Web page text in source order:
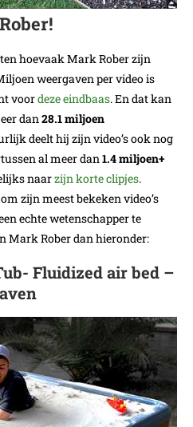
hoevaak Mark Rober zijn
weergaven per video is
voordeze eindbaas. En dat kan
dan28.1 miljoen
deelt hij zijn video’s ook nog
al meer dan1.4 miljoen+
naarzijn korte clipjes.
zijn meest bekeken video’s
echte wetenschapper te
Mark Rober dan hieronder:
Fluidized air bed –